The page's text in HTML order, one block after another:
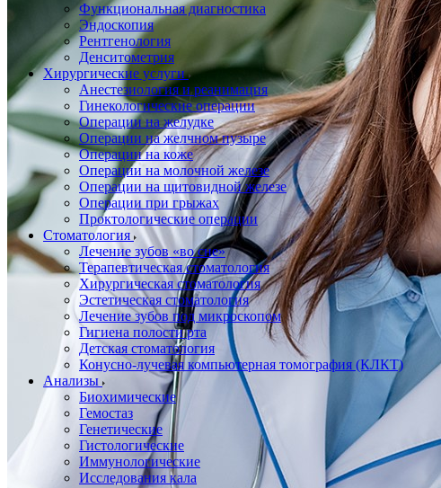
Функциональная диагностика
Эндоскопия
Рентгенология
Денситометрия
Хирургические услуги
Анестезиология и реанимация
Гинекологические операции
Операции на желудке
Операции на желчном пузыре
Операции на коже
Операции на молочной железе
Операции на щитовидной железе
Операции при грыжах
Проктологические операции
Стоматология
Лечение зубов «во сне»
Терапевтическая стоматология
Хирургическая стоматология
Эстетическая стоматология
Лечение зубов под микроскопом
Гигиена полости рта
Детская стоматология
Конусно-лучевая компьютерная томография (КЛКТ)
Анализы
Биохимические
Гемостаз
Генетические
Гистологические
Иммунологические
Исследования кала